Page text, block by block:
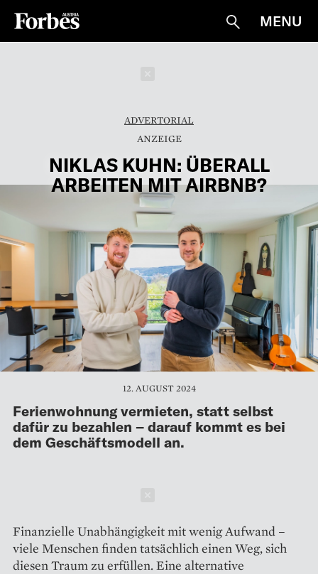
Suche
MENU
ADVERTORIAL
NIKLAS KUHN: ÜBERALL
ARBEITEN MIT AIRBNB?
12. AUGUST 2024
Ferienwohnung vermieten, statt selbst
dafür zu bezahlen – darauf kommt es bei
dem Geschäftsmodell an.
Finanzielle Unabhängigkeit mit wenig Aufwand –
viele Menschen finden tatsächlich einen Weg, sich
diesen Traum zu erfüllen. Eine alternative